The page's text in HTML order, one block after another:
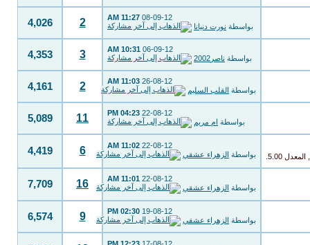
08-09-12
11:27 AM
بواسطة نورت دنيانا 2
4,026
06-09-12
10:31 AM
بواسطة ناصر2002 3
4,353
26-08-12
11:03 AM
بواسطة القلب السليم 2
4,161
22-08-12
04:23 PM
بواسطة ام مريم 11
5,089
22-08-12
11:02 AM
بواسطة الزهراء عشقي 6
4,419
22-08-12
11:01 AM
بواسطة الزهراء عشقي 16
7,709
19-08-12
02:30 PM
بواسطة الزهراء عشقي 9
6,574